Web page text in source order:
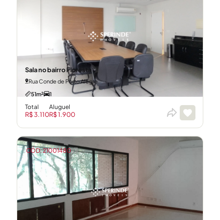
Sala no bairro Floresta
Rua Conde de Porto Alegre
51m²
1
Total
R$ 3.110
Aluguel
R$ 1.900
CÓD: 21001480